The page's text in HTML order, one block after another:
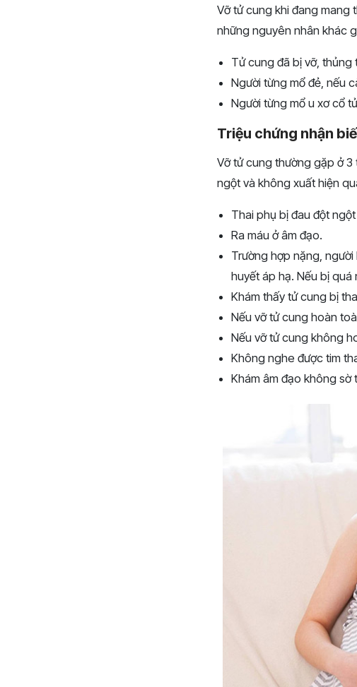
Vỡ tử cung khi đang mang
những nguyên nhân khác
Tử cung đã bị vỡ,
Người từng mổ đẻ, nếu
Người từng mổ u xơ cổ
Triệu chứng nhận
Vỡ tử cung thường gặp ở 3
ngột và không xuất hiện
Thai phụ bị đau đột
Ra máu ở âm đạo.
Trường hợp nặng, người
huyết áp hạ. Nếu bị
Khám thấy tử cung bị
Nếu vỡ tử cung hoàn
Nếu vỡ tử cung không
Không nghe được tim
Khám âm đạo không sờ